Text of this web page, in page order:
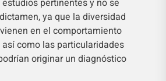
pertinentes y no se
ya que la diversidad
en el comportamiento
como las particularidades
originar un diagnóstico